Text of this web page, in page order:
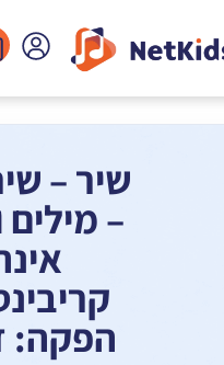
שיר – שיר תוף
– מילים ולחן:
קריבינסקי,
הפקה: דעת